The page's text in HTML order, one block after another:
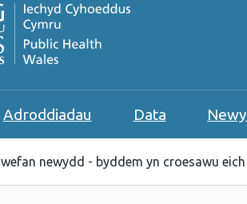
Adroddiadau Data
newydd - byddem yn croesawu eich